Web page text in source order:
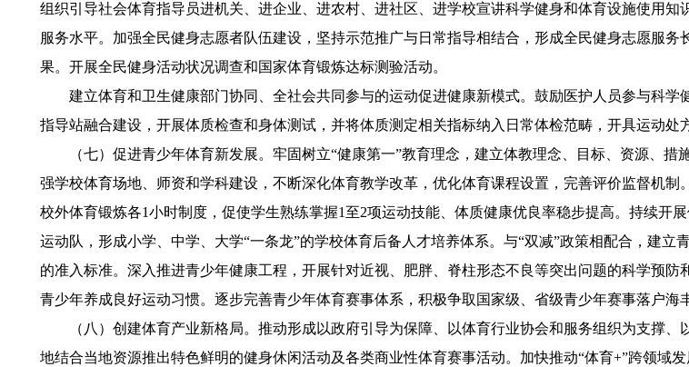
组织引导社会体育指导员进机关、进企业、进农村、进社区、进学校宣讲科学健身和体育设施使用
服务水平。加强全民健身志愿者队伍建设，坚持示范推广与日常指导相结合，形成全民健身志愿服
果。开展全民健身活动状况调查和国家体育锻炼达标测验活动。
建立体育和卫生健康部门协同、全社会共同参与的运动促进健康新模式。鼓励医护人员参与科学
指导站融合建设，开展体质检查和身体测试，并将体质测定相关指标纳入日常体检范畴，开具运动处
（七）促进青少年体育新发展。牢固树立“健康第一”教育理念，建立体教理念、目标、资源、措
强学校体育场地、师资和学科建设，不断深化体育教学改革，优化体育课程设置，完善评价监督机
校外体育锻炼各1小时制度，促使学生熟练掌握1至2项运动技能、体质健康优良率稳步提高。持续开
运动队，形成小学、中学、大学“一条龙”的学校体育后备人才培养体系。与“双减”政策相配合，建
的准入标准。深入推进青少年健康工程，开展针对近视、肥胖、脊柱形态不良等突出问题的科学预
青少年养成良好运动习惯。逐步完善青少年体育赛事体系，积极争取国家级、省级青少年赛事落户海
（八）创建体育产业新格局。推动形成以政府引导为保障、以体育行业协会和服务组织为支撑、
地结合当地资源推出特色鲜明的健身休闲活动及各类商业性体育赛事活动。加快推动“体育+”跨领域